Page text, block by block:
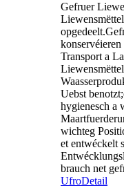
Gefruer
Transport a
Uebst
hygienesch a
wichteg
et entwéckelt
brauch net
UfroDetail